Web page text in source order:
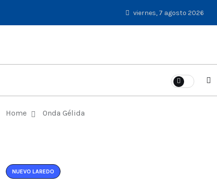
viernes, 7 agosto 2026
Home Onda Gélida
NUEVO LAREDO